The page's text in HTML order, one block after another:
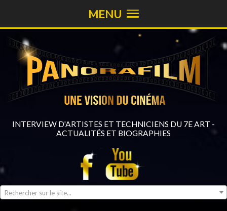
INTERVIEW D'ARTISTES ET TECHNICIENS DU 7E ART -
ACTUALITÉS ET BIOGRAPHIES
Rechercher sur le site...
MENU